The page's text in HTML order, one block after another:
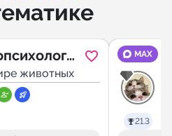
животных
MAX
21.3